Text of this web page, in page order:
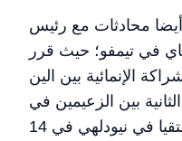
محادثات مع رئيس
في تيمفو؛ حيث قرر
الإنمائية بين الين
بين الزعيمين في
أقل من 10 أيام؛ حيث التقيا في نيودلهي في 14